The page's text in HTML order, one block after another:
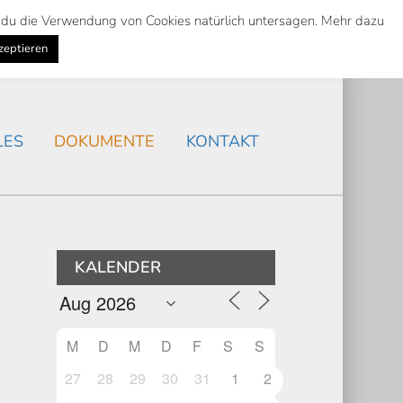
Suche
Search
AKTUELLES
DOKUMENTE KONTAKT
KALENDER
M D M D F S
S
27
28 29 30 31 1
2
die Verwendung von Cookies natürlich untersagen. Mehr dazu